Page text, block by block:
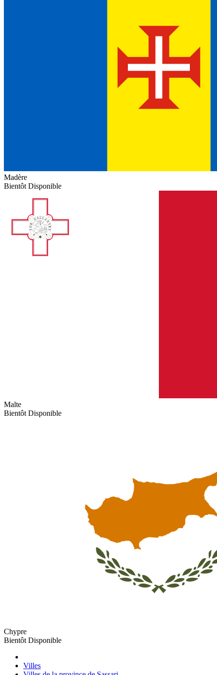
Madère
Bientôt Disponible
Malte
Bientôt Disponible
Chypre
Bientôt Disponible
Villes